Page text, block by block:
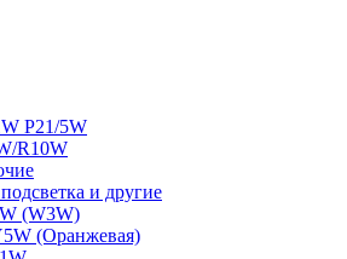
P21/5W
R10W
и другие
(W3W)
(Оранжевая)